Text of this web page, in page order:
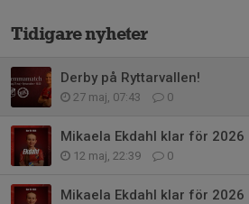
Tidigare nyheter
Derby på Ryttarvallen!
27 maj, 07:43 0
Mikaela Ekdahl klar för 2026
12 maj, 22:39 0
Mikaela Ekdahl klar för 2026